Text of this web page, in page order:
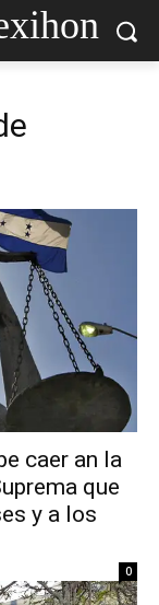
caer an la
que
y a los
0